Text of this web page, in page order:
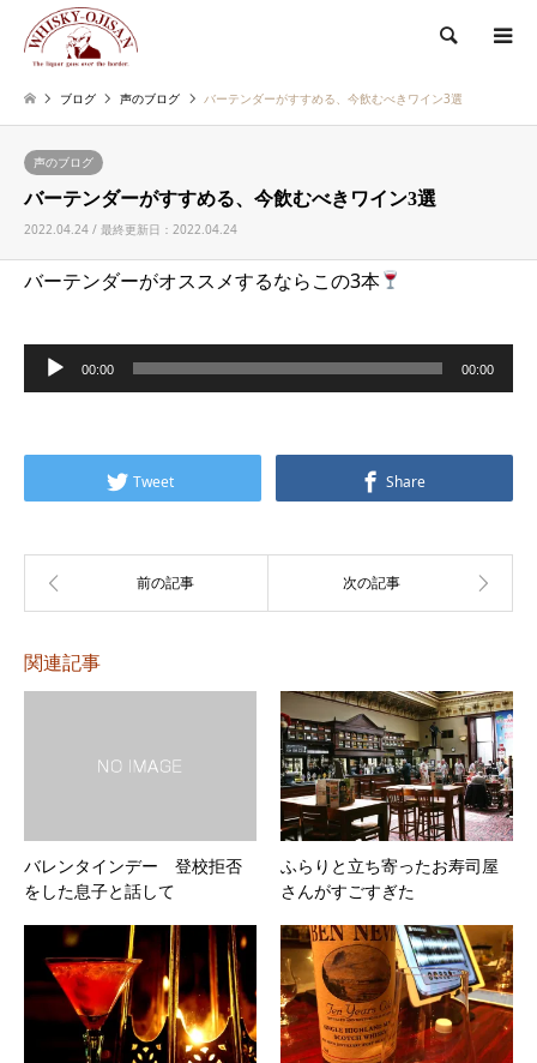
検索
ブログ 声のブログ バーテンダーがすすめる、今飲むべきワイン3選
声のブログ
バーテンダーがすすめる、今飲むべきワイン3選
2022.04.24 / 最終更新日：2022.04.24
バーテンダーがオススメするならこの3本
声
ー
00:00 00:00
Tweet Share
関連記事
バレンタインデー 登校拒否
をした息子と話して
ふらりと立ち寄ったお寿司屋
さんがすごすぎた